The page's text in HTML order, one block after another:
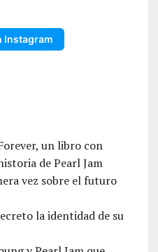
Instagram
un libro con
de Pearl Jam
vez sobre el futuro
la identidad de su